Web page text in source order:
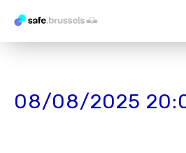
08/08/2025